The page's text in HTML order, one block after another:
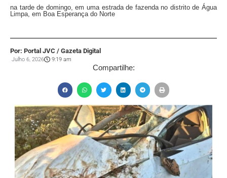
na tarde de domingo, em uma estrada de fazenda no distrito de Água
Limpa, em Boa Esperança do Norte
Por: Portal JVC / Gazeta Digital
Julho 6, 2026 9:19 am
Compartilhe: